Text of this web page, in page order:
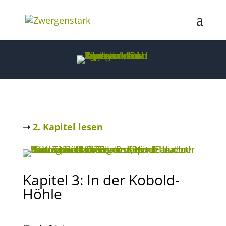
➝‬ 2. Kapitel lesen
Kapitel 3: In der Kobold-
Höhle